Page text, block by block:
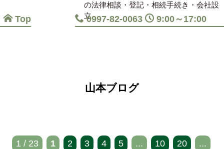
Top 0997-82-0063 9:00～17:00
の法律相談・登記・相続手続き・会社設
立
山本ブログ
1 / 23 1 2 3 4 5 ... 10 20 ...